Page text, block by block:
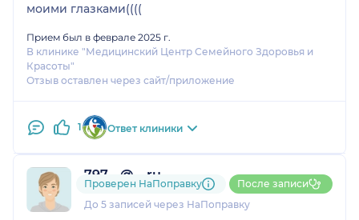
моими глазками((((
Прием был в феврале 2025 г.
В клинике "Медицинский Центр Семейного Здоровья и
Красоты"
Отзыв оставлен через сайт/приложение
1 Ответ клиники
797....@....ru
1 отзыв
До 5 записей через НаПоправку
Проверен НаПоправку После записи